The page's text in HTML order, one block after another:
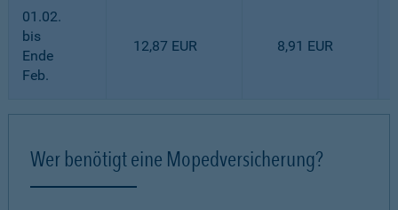
01.02.
bis
Ende
Feb.
12,87 EUR 8,91 EUR
Wer benötigt eine Mopedversicherung?